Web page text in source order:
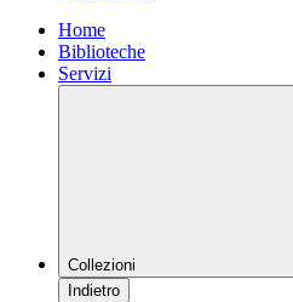
Home
Biblioteche
Servizi
Collezioni
Indietro